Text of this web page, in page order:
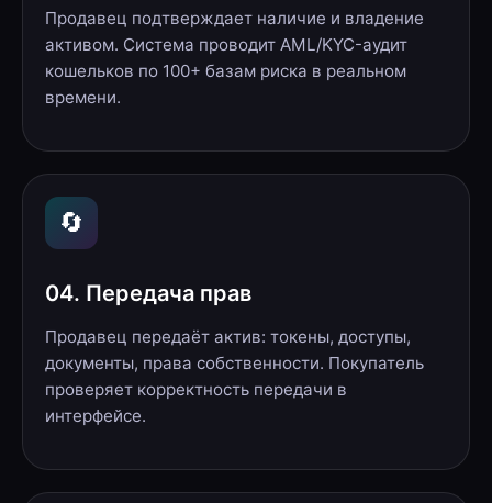
Продавец подтверждает наличие и владение
активом. Система проводит AML/KYC-аудит
кошельков по 100+ базам риска в реальном
времени.
🔄
04. Передача прав
Продавец передаёт актив: токены, доступы,
документы, права собственности. Покупатель
проверяет корректность передачи в
интерфейсе.